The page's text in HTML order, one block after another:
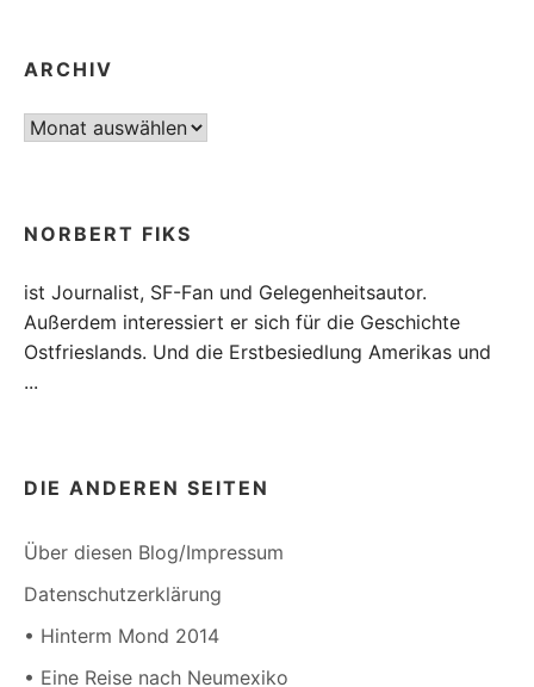
ARCHIV
Archiv
NORBERT FIKS
ist Journalist, SF-Fan und Gelegenheitsautor.
Außerdem interessiert er sich für die Geschichte
Ostfrieslands. Und die Erstbesiedlung Amerikas und
...
DIE ANDEREN SEITEN
Über diesen Blog/Impressum
Datenschutzerklärung
• Hinterm Mond 2014
• Eine Reise nach Neumexiko